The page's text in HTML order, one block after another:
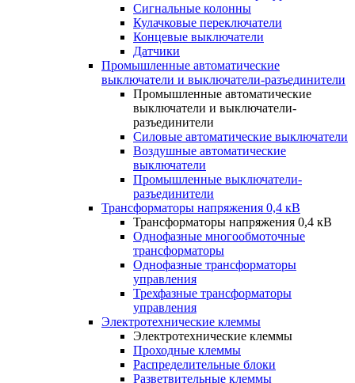
Сигнальные колонны
Кулачковые переключатели
Концевые выключатели
Датчики
Промышленные автоматические
выключатели и выключатели-разъединители
Промышленные автоматические
выключатели и выключатели-
разъединители
Силовые автоматические выключатели
Воздушные автоматические
выключатели
Промышленные выключатели-
разъединители
Трансформаторы напряжения 0,4 кВ
Трансформаторы напряжения 0,4 кВ
Однофазные многообмоточные
трансформаторы
Однофазные трансформаторы
управления
Трехфазные трансформаторы
управления
Электротехнические клеммы
Электротехнические клеммы
Проходные клеммы
Распределительные блоки
Разветвительные клеммы